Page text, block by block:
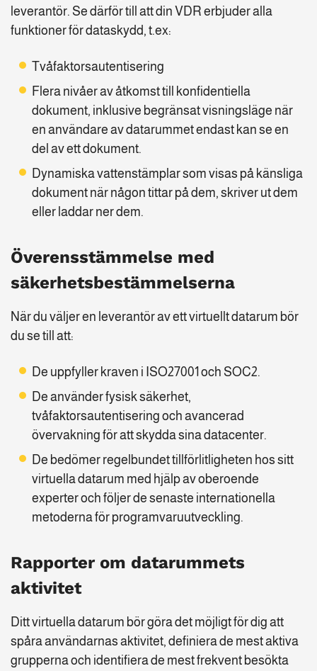
leverantör. Se därför till att din VDR erbjuder alla
funktioner för dataskydd, t.ex:
Tvåfaktorsautentisering
Flera nivåer av åtkomst till konfidentiella
dokument, inklusive begränsat visningsläge när
en användare av datarummet endast kan se en
del av ett dokument.
Dynamiska vattenstämplar som visas på känsliga
dokument när någon tittar på dem, skriver ut dem
eller laddar ner dem.
Överensstämmelse med
säkerhetsbestämmelserna
När du väljer en leverantör av ett virtuellt datarum bör
du se till att:
De uppfyller kraven i ISO27001 och SOC2.
De använder fysisk säkerhet,
tvåfaktorsautentisering och avancerad
övervakning för att skydda sina datacenter.
De bedömer regelbundet tillförlitligheten hos sitt
virtuella datarum med hjälp av oberoende
experter och följer de senaste internationella
metoderna för programvaruutveckling.
Rapporter om datarummets
aktivitet
Ditt virtuella datarum bör göra det möjligt för dig att
spåra användarnas aktivitet, definiera de mest aktiva
grupperna och identifiera de mest frekvent besökta